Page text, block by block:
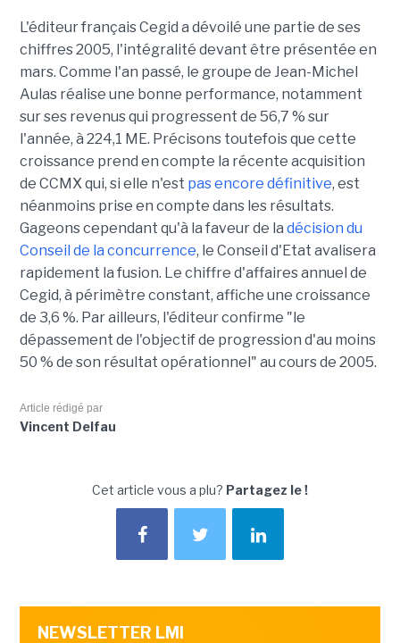
L'éditeur français Cegid a dévoilé une partie de ses
chiffres 2005, l'intégralité devant être présentée en
mars. Comme l'an passé, le groupe de Jean-Michel
Aulas réalise une bonne performance, notamment
sur ses revenus qui progressent de 56,7 % sur
l'année, à 224,1 ME. Précisons toutefois que cette
croissance prend en compte la récente acquisition
de CCMX qui, si elle n'est pas encore définitive, est
néanmoins prise en compte dans les résultats.
Gageons cependant qu'à la faveur de la décision du
Conseil de la concurrence, le Conseil d'Etat avalisera
rapidement la fusion. Le chiffre d'affaires annuel de
Cegid, à périmètre constant, affiche une croissance
de 3,6 %. Par ailleurs, l'éditeur confirme "le
dépassement de l'objectif de progression d'au moins
50 % de son résultat opérationnel" au cours de 2005.
Article rédigé par
Vincent Delfau
Cet article vous a plu? Partagez le !
NEWSLETTER LMI